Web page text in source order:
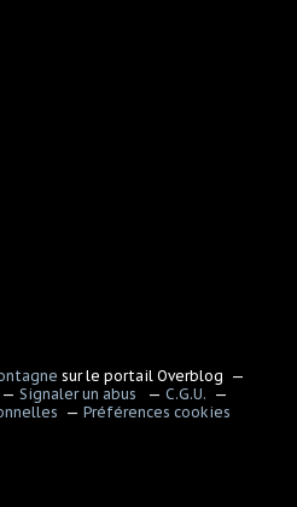
sur le portail Overblog
Signaler un abus
C.G.U.
Préférences cookies